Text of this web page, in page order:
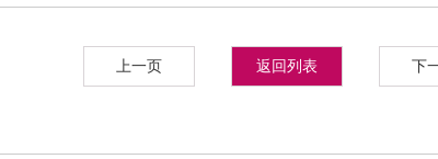
上一页 返回列表 下